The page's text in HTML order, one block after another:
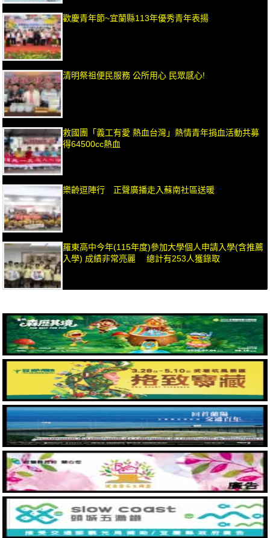
歡慶青年節~宜蘭縣113年優秀青年表揚
清明祭祖便民服務 公所用心 民眾感心!
救國團「義工有愛 熱血台灣」熱情青年捐血活動共募
得64500cc熱血
樂齡逗陣行 正聲廣播走入蘇南社區送暖
羅東高中今年(115年度)參加大學個人申請入學(含推薦
入學) 成績非常亮麗 總計有253人獲錄取